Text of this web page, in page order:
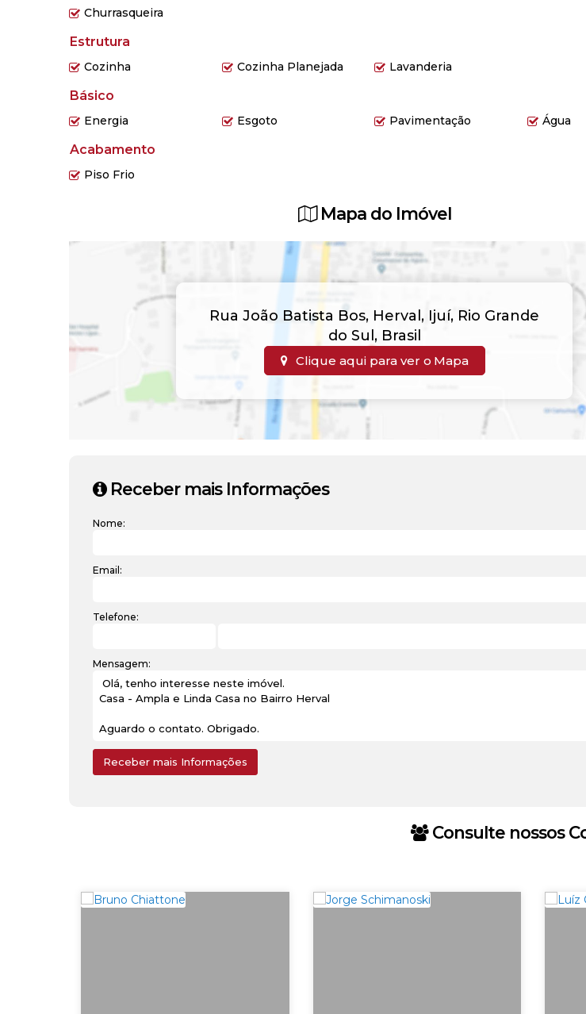
Churrasqueira
Estrutura
Cozinha Cozinha Planejada Lavanderia
Básico
Energia Esgoto Pavimentação Água
Acabamento
Piso Frio
Mapa do Imóvel
Rua João Batista Bos, Herval, Ijuí, Rio Grande
do Sul, Brasil
Clique aqui para ver o Mapa
Receber mais Informações
Nome:
Email:
Telefone:
Mensagem:
Consulte nossos